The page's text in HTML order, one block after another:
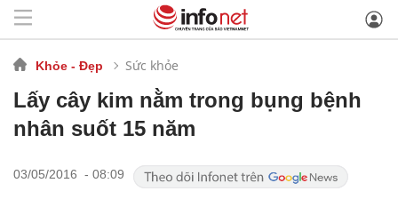
Khỏe - Đẹp Sức khỏe
Lấy cây kim nằm trong bụng bệnh
nhân suốt 15 năm
03/05/2016 - 08:09